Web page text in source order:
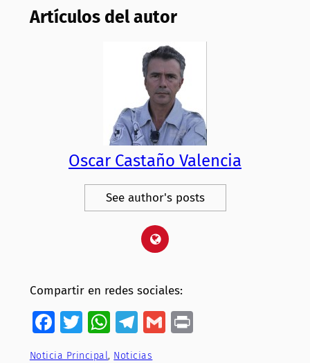
Artículos del autor
Oscar Castaño Valencia
See author's posts
Compartir en redes sociales:
Facebook
Twitter
WhatsApp
Telegram
GmailPrint
Noticia Principal, Noticias